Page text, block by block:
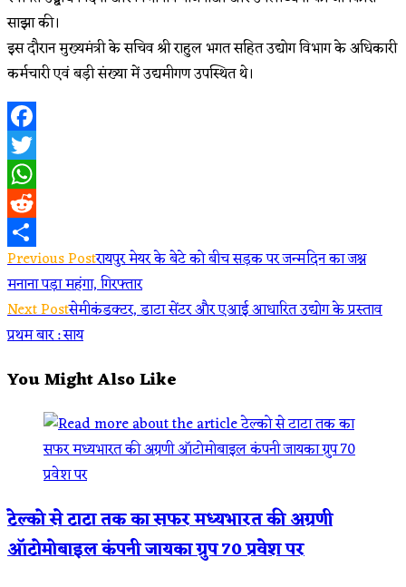
साझा की।
इस दौरान मुख्यमंत्री के सचिव श्री राहुल भगत सहित उद्योग विभाग के अधिकारी
कर्मचारी एवं बड़ी संख्या में उद्यमीगण उपस्थित थे।
Facebook
Twitter
WhatsApp
Reddit
Share
Read
more
articles
Previous Postरायपुर मेयर के बेटे को बीच सड़क पर जन्मदिन का जश्न
मनाना पड़ा महंगा, गिरफ्तार
Next Postसेमीकंडक्टर, डाटा सेंटर और एआई आधारित उद्योग के प्रस्ताव
प्रथम बार : साय
You Might Also Like
टेल्को से टाटा तक का सफर मध्यभारत की अग्रणी
ऑटोमोबाइल कंपनी जायका ग्रुप 70 प्रवेश पर